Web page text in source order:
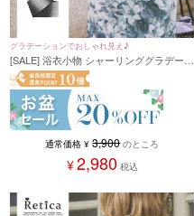
グラデーションでおしゃれ見え♪
[SALE] 浴衣小物 シャーリンググラデーシ
ョンしわ兵児帯 (ブラック/ピンク)
通常価格 ¥ 3,900 のところ
¥2,980 税込